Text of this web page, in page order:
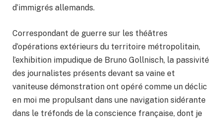
d’immigrés allemands.
Correspondant de guerre sur les théâtres
d’opérations extérieurs du territoire métropolitain,
l’exhibition impudique de Bruno Gollnisch, la passivité
des journalistes présents devant sa vaine et
vaniteuse démonstration ont opéré comme un déclic
en moi me propulsant dans une navigation sidérante
dans le tréfonds de la conscience française, dont je